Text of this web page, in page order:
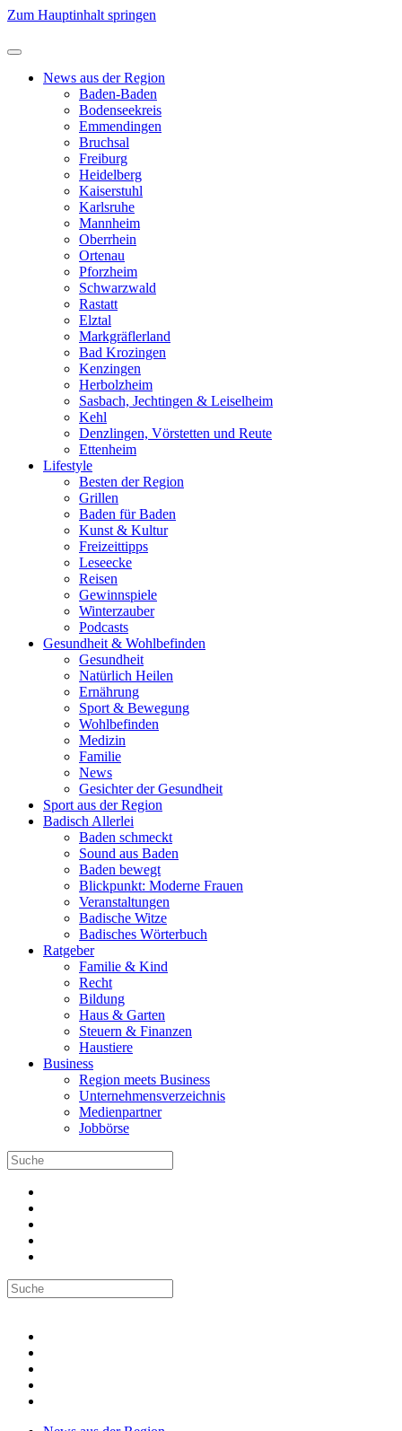
Zum Hauptinhalt springen
News aus der Region
Baden-Baden
Bodenseekreis
Emmendingen
Bruchsal
Freiburg
Heidelberg
Kaiserstuhl
Karlsruhe
Mannheim
Oberrhein
Ortenau
Pforzheim
Schwarzwald
Rastatt
Elztal
Markgräflerland
Bad Krozingen
Kenzingen
Herbolzheim
Sasbach, Jechtingen & Leiselheim
Kehl
Denzlingen, Vörstetten und Reute
Ettenheim
Lifestyle
Besten der Region
Grillen
Baden für Baden
Kunst & Kultur
Freizeittipps
Leseecke
Reisen
Gewinnspiele
Winterzauber
Podcasts
Gesundheit & Wohlbefinden
Gesundheit
Natürlich Heilen
Ernährung
Sport & Bewegung
Wohlbefinden
Medizin
Familie
News
Gesichter der Gesundheit
Sport aus der Region
Badisch Allerlei
Baden schmeckt
Sound aus Baden
Baden bewegt
Blickpunkt: Moderne Frauen
Veranstaltungen
Badische Witze
Badisches Wörterbuch
Ratgeber
Familie & Kind
Recht
Bildung
Haus & Garten
Steuern & Finanzen
Haustiere
Business
Region meets Business
Unternehmensverzeichnis
Medienpartner
Jobbörse